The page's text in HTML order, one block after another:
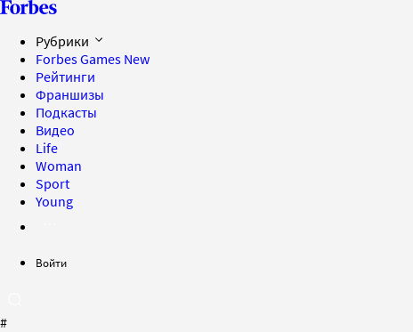
Рубрики
Forbes Games New
Рейтинги
Франшизы
Подкасты
Видео
Life
Woman
Sport
Young
Войти
#